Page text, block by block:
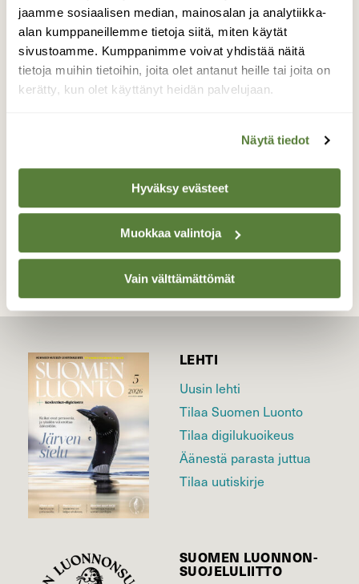
jaamme sosiaalisen median, mainosalan ja analytiikka-
alan kumppaneillemme tietoja siitä, miten käytät
sivustoamme. Kumppanimme voivat yhdistää näitä
tietoja muihin tietoihin, joita olet antanut heille tai joita on
kerätty, kun olet käyttänyt heidän palvelujaan.
Näytä tiedot
Hyväksy evästeet
Muokkaa valintoja
Vain välttämättömät
Gorilla
Aamuisessa metsässä voi törmätä
luonnonmuovaamaan Gorillaan…!
Valokuvaaja: Juhani Peltonen, Turku 1.4.2024
TAKAISIN LISTAAN
LEHTI
Uusin lehti
Tilaa Suomen Luonto
Tilaa digilukuoikeus
Äänestä parasta juttua
Tilaa uutiskirje
SUOMEN LUONNON­
SUOJELU­LIITTO